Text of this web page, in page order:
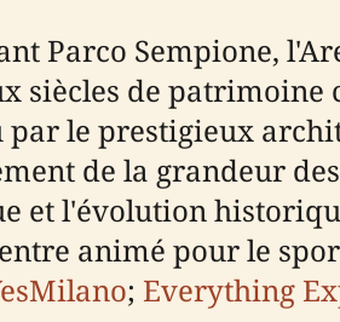
Parco Sempione,
siècles de
le prestigieux
de la grandeur
et l'évolution
animé pour le
; Everything